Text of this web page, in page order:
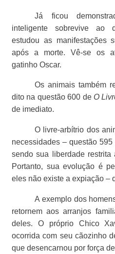
Já ficou
inteligente sobrevive ao
estudou as manifestações
após a morte. Vê-se os
gatinho Oscar.
Os animais também
dito na questão 600 de O
de imediato.
O livre-arbítrio dos
necessidades – questão 595
sendo sua liberdade
Portanto, sua evolução é
eles não existe a expiação –
A exemplo dos
retornem aos arranjos
deles. O próprio Chico
ocorrida com seu cãozinho
que desencarnou por força